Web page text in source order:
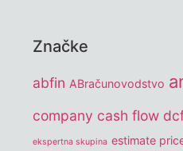
Značke
abfin ABračunovodstvo
company cash flow
ekspertna skupina estimate